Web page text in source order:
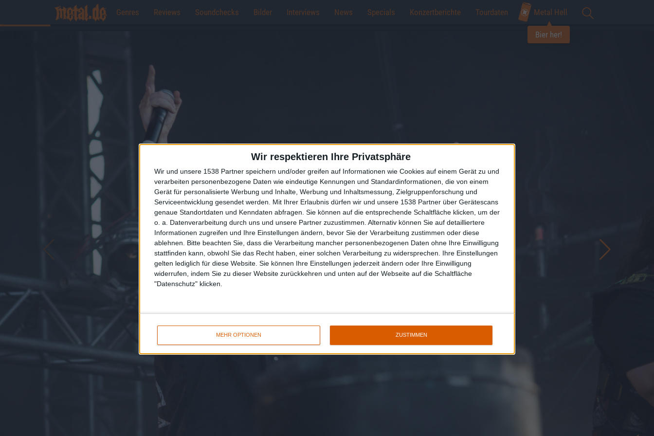
Wir respektieren Ihre Privatsphäre
Wir und unsere 1538 Partner speichern und/oder greifen auf Informationen wie Cookies auf einem Gerät zu und
verarbeiten personenbezogene Daten wie eindeutige Kennungen und Standardinformationen, die von einem
Gerät für personalisierte Werbung und Inhalte, Werbung und Inhaltsmessung, Zielgruppenforschung und
Serviceentwicklung gesendet werden. Mit Ihrer Erlaubnis dürfen wir und unsere 1538 Partner über Gerätescans
genaue Standortdaten und Kenndaten abfragen. Sie können auf die entsprechende Schaltfläche klicken, um der
o. a. Datenverarbeitung durch uns und unsere Partner zuzustimmen. Alternativ können Sie auf detailliertere
Informationen zugreifen und Ihre Einstellungen ändern, bevor Sie der Verarbeitung zustimmen oder diese
ablehnen. Bitte beachten Sie, dass die Verarbeitung mancher personenbezogenen Daten ohne Ihre Einwilligung
stattfinden kann, obwohl Sie das Recht haben, einer solchen Verarbeitung zu widersprechen. Ihre Einstellungen
gelten lediglich für diese Website. Sie können Ihre Einstellungen jederzeit ändern oder Ihre Einwilligung
widerrufen, indem Sie zu dieser Website zurückkehren und unten auf der Webseite auf die Schaltfläche
"Datenschutz" klicken.
MEHR OPTIONEN ZUSTIMMEN
Genres Reviews Soundchecks Bilder Interviews News Specials Konzertberichte Tourdaten Metal Hell
Bier her!